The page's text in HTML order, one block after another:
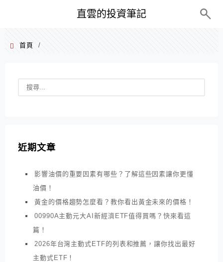
直雲的投資筆記
首頁 /
近期文章
影響油價的重要因素有哪些？了解這些因素讓你更懂
油價！
黃金的價格趨勢怎麼看？教你看出黃金未來的價格！
00990A主動元大AI新經濟ETF值得買嗎？快來看這
篇！
2026年台灣主動式ETF的列表和推薦，讓你找出最好
主動式ETF！